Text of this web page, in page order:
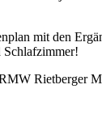
mit den
Schlafzimmer!
Rietberger